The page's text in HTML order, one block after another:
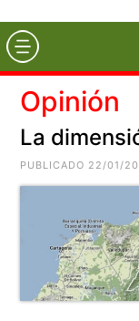
Opinión
La
PUBLICADO 22/01/